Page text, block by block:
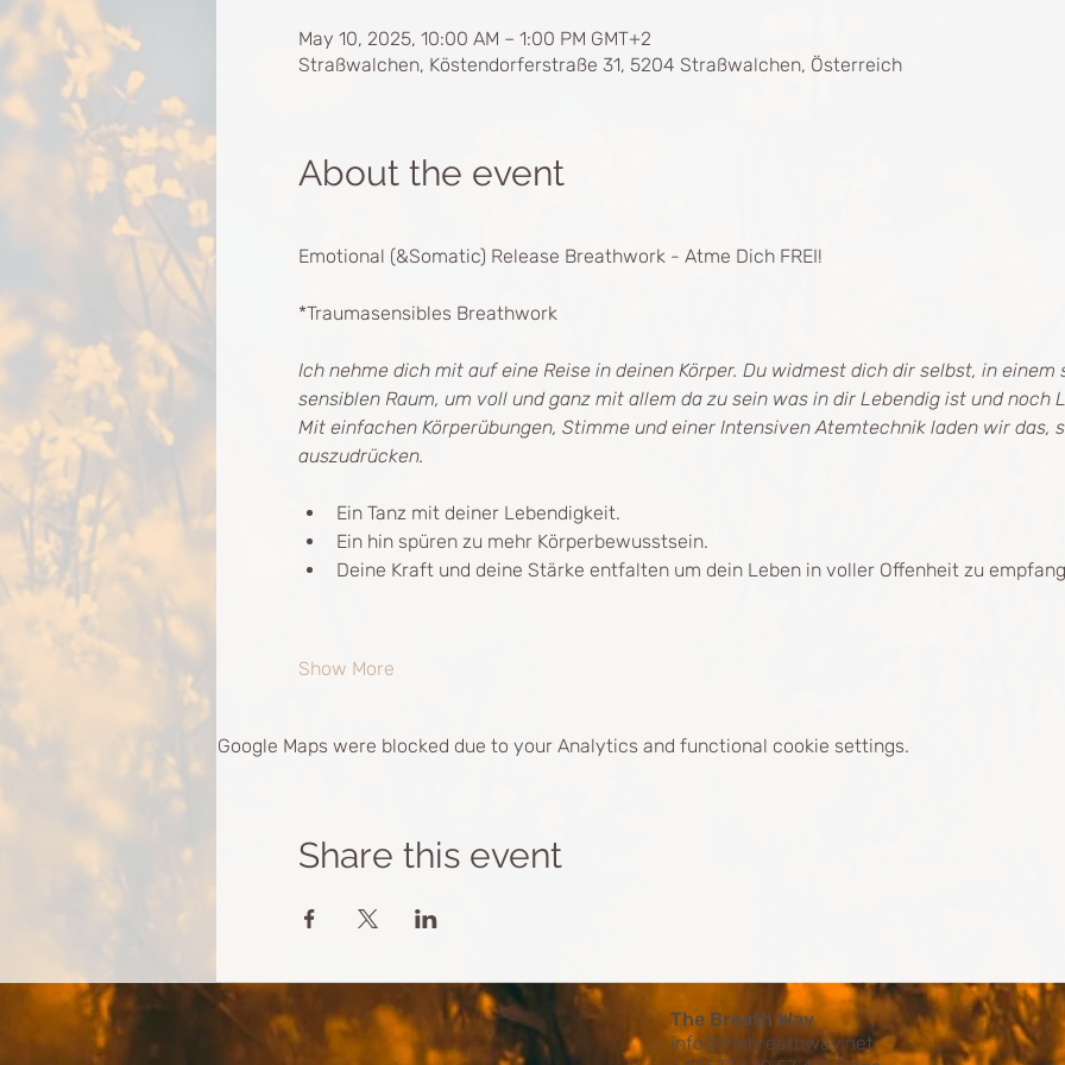
May 10, 2025, 10:00 AM – 1:00 PM GMT+2
Straßwalchen, Köstendorferstraße 31, 5204 Straßwalchen, Österreich
About the event
Emotional (&Somatic) Release Breathwork - Atme Dich FREI!
*Traumasensibles Breathwork
Ich nehme dich mit auf eine Reise in deinen Körper. Du widmest dich dir selbst, in
sensiblen Raum, um voll und ganz mit allem da zu sein was in dir Lebendig ist und
Mit einfachen Körperübungen, Stimme und einer Intensiven Atemtechnik laden wir das,
auszudrücken.
Ein Tanz mit deiner Lebendigkeit.
Ein hin spüren zu mehr Körperbewusstsein.
Deine Kraft und deine Stärke entfalten um dein Leben in voller Offenheit zu
Show More
Google Maps were blocked due to your Analytics and functional cookie settings.
Share this event
The Breath Way
info@thebreathway.net